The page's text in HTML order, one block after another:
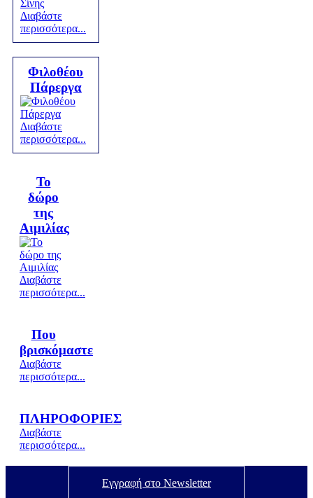
Διαβάστε
περισσότερα...
Φιλοθέου
Πάρεργα
Διαβάστε
περισσότερα...
Το
δώρο
της
Αιμιλίας
Διαβάστε
περισσότερα...
Που
βρισκόμαστε
Διαβάστε
περισσότερα...
ΠΛΗΡΟΦΟΡΙΕΣ
Διαβάστε
περισσότερα...
Εγγραφή στο Newsletter